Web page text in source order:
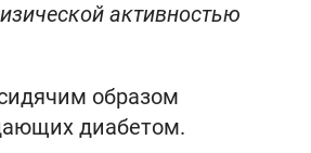
активностью
образом
диабетом.